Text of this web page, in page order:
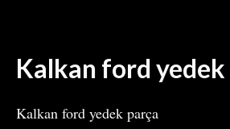
Kalkan ford yedek
Kalkan ford yedek parça